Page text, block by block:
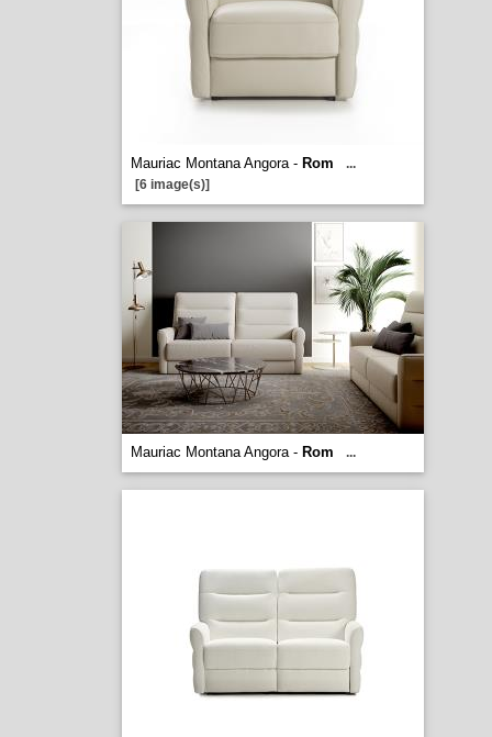
Mauriac Montana Angora - Rom
...
[6 image(s)]
Mauriac Montana Angora - Rom ...